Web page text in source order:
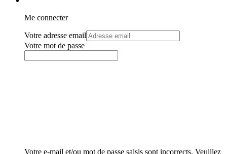
Me connecter
Votre adresse email
Votre mot de passe
Votre e-mail et/ou mot de passe saisis sont incorrects. Veuillez